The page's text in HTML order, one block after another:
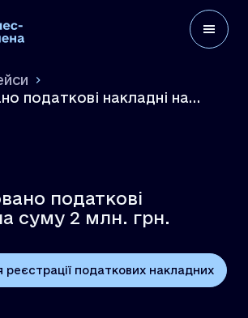
податкові накладні на
податкові
суму 2 млн. грн.
реєстрації податкових накладних